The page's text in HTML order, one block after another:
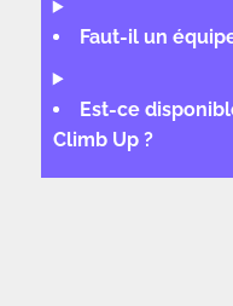
Faut-il un
Est-ce
Climb Up ?